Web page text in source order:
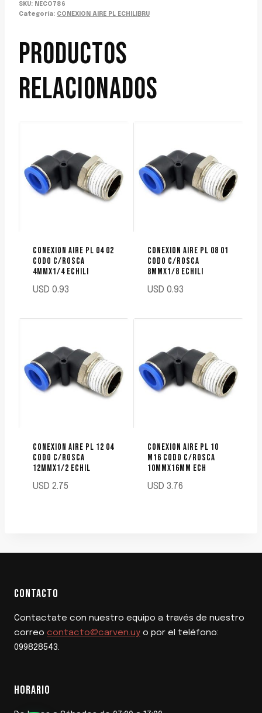
SKU: NECO786
Categoría: CONEXION AIRE PL ECHILIBRU
PRODUCTOS
RELACIONADOS
CONEXION AIRE PL 04 02
CODO C/ROSCA
4MMX1/4 ECHILI
USD 0.93
CONEXION AIRE PL 08 01
CODO C/ROSCA
8MMX1/8 ECHILI
USD 0.93
CONEXION AIRE PL 12 04
CODO C/ROSCA
12MMX1/2 ECHIL
USD 2.75
CONEXION AIRE PL 10
M16 CODO C/ROSCA
10MMX16MM ECH
USD 3.76
CONTACTO
Contactate con nuestro equipo a través de nuestro
correo contacto@carven.uy o por el teléfono:
099828543.
HORARIO